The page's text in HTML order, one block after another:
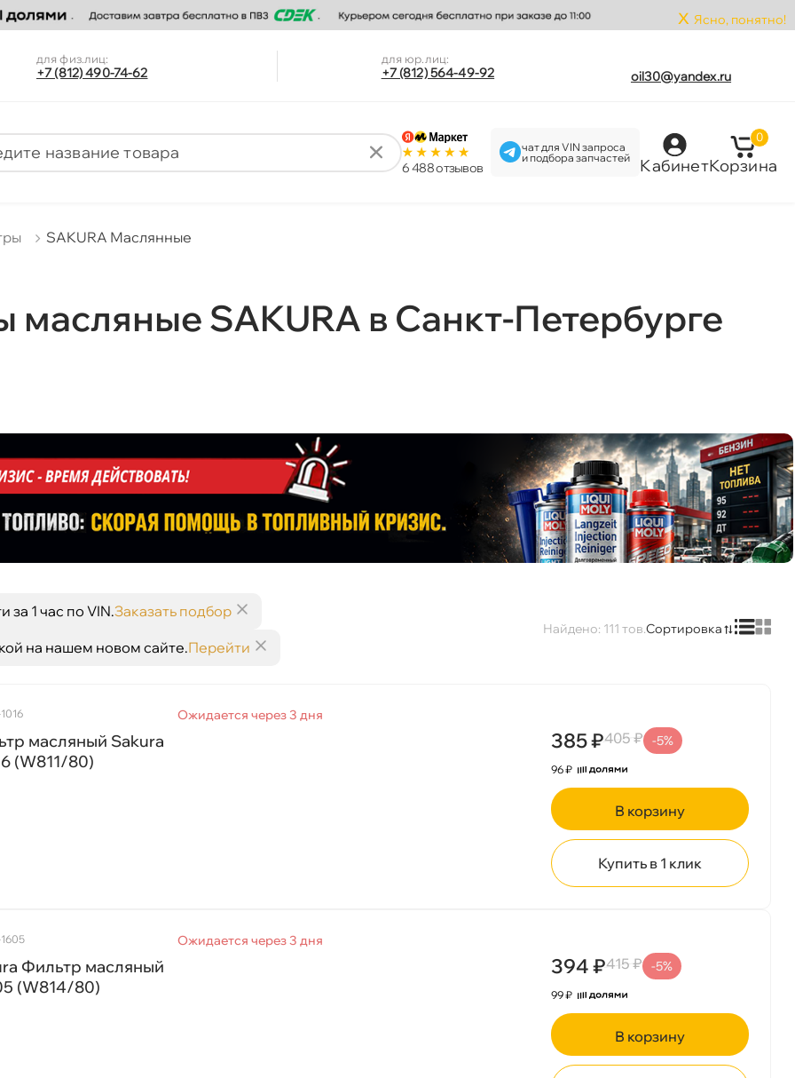
x Ясно, понятно!
для физ.лиц:
+7 (812) 490-74-62
для юр.лиц:
+7 (812) 564-49-92 oil30@yandex.ru
6 488 отзыво
чат для VIN запроса
и подбора запчастей
Кабинет
0
Корзина
SAKURA Маслянные
масляные SAKURA в Санкт-Петербурге
за 1 час по VIN.Заказать подбор
на нашем новом сайте.Перейти
111 Сортировка
масляный Sakura
(W811/80)
Ожидается через 3 дня
385 ₽405 ₽ -5%
96 ₽
корзину
Купить в 1 клик
Фильтр масляный
(W814/80)
Ожидается через 3 дня
394 ₽415 ₽ -5%
99 ₽
корзину